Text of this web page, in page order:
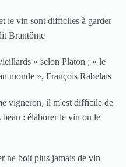
le vin sont difficiles à garder
Brantôme
» selon Platon ; « le
monde », François Rabelais
vigneron, il m'est difficile de
: élaborer le vin ou le
ne boit plus jamais de vin